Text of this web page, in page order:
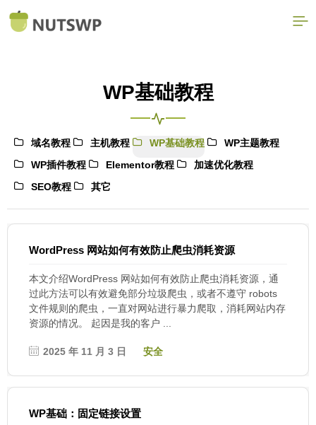
WP基础教程
域名教程 主机教程 WP基础教程
WP主题教程
WP插件教程
Elementor教程
加速优化教程
SEO教程
其它
WordPress 网站如何有效防止爬虫消耗资源
本文介绍WordPress 网站如何有效防止爬虫消耗资源，通
过此方法可以有效避免部分垃圾爬虫，或者不遵守 robots
文件规则的爬虫，一直对网站进行暴力爬取，消耗网站内存
资源的情况。 起因是我的客户 ...
2025 年 11 月 3 日 安全
WP基础：固定链接设置